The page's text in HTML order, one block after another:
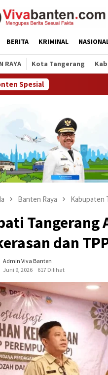
BERITA KRIMINAL
RAYA Kota Tangerang
Spesial
Banten Raya Kabupaten
Tangerang
dan
Admin Viva Banten
Juni 9, 2026
617 Dilihat